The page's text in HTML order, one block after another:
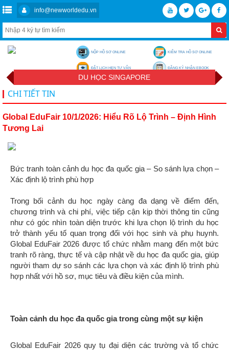
info@newworldedu.vn
NỘP HỒ SƠ ONLINE KIỂM TRA HỒ SƠ ONLINE
ĐẶT LỊCH HẸN TƯ VẤN ĐĂNG KÝ NHẬN EBOOK
DU HỌC SINGAPORE
CHI TIẾT TIN
Global EduFair 10/1/2026: Hiểu Rõ Lộ Trình – Định Hình
Tương Lai
Bức tranh toàn cảnh du học đa quốc gia – So sánh lựa chọn –
Xác định lộ trình phù hợp
Trong bối cảnh du học ngày càng đa dạng về điểm đến,
chương trình và chi phí, việc tiếp cận kịp thời thông tin cũng
như có góc nhìn toàn diện trước khi lựa chọn lộ trình du học
trở thành yếu tố quan trọng đối với học sinh và phụ huynh.
Global EduFair 2026 được tổ chức nhằm mang đến một bức
tranh rõ ràng, thực tế và cập nhật về du học đa quốc gia, giúp
người tham dự so sánh các lựa chọn và xác định lộ trình phù
hợp nhất với hồ sơ, mục tiêu và điều kiện của mình.
Toàn cảnh du học đa quốc gia trong cùng một sự kiện
Global EduFair 2026 quy tụ đại diện các trường và tổ chức